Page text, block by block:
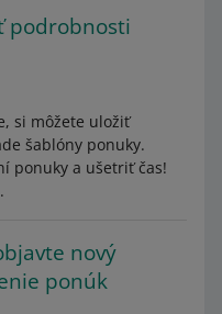
podrobnosti
si môžete uložiť
šablóny ponuky.
ponuky a ušetriť čas!
nový
ponúk